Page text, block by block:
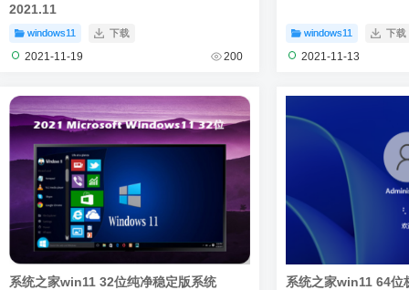
2021.11
windows11 下载
2021-11-19 200
windows11 下载
2021-11-13
系统之家win11 32位纯净稳定版系统
系统之家win11 64位